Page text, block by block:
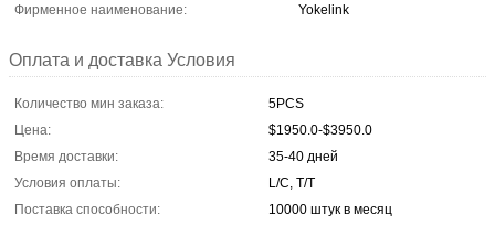
Фирменное наименование:
Yokelink
Оплата и доставка Условия
Количество мин заказа:
5PCS
Цена:
$1950.0-$3950.0
Время доставки:
35-40 дней
Условия оплаты:
L/C, T/T
Поставка способности:
10000 штук в месяц